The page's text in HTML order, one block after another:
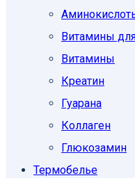
Витамины
Витамины
Креатин
Гуарана
Коллаген
Глюкозамин
Термобелье